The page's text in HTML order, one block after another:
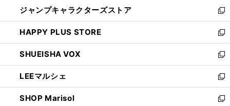
く
ィ
ン
ド
ウ
で
開
く
い
ウ
ィ
ン
ド
ウ
で
開
く
ジャンプキャラクターズストア
新
し
い
ウ
ィ
ン
ド
ウ
で
HAPPY PLUS STORE
新
し
い
ウ
ィ
ン
ド
SHUEISHA VOX
新
し
い
ウ
ィ
LEEマルシェ
新
し
い
SHOP Marisol
新